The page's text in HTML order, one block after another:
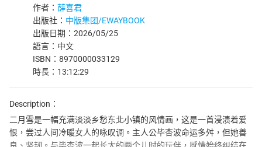
作者： 薛喜君
出版社： 中版集团/EWAYBOOK
出版日期：2026/05/25
語言：中文
ISBN：8970000033129
時長：13:12:29
Description：
二月雪是一幅充满淡淡乡愁东北小镇的风情画，这是一首浸渍着爱
恨，尝过人间冷暖女人的咏叹调。主人公毕杏波命运多舛，但她善
良、坚韧。与毕杏波一起长大的两个儿时的玩伴，感情始终纠结在